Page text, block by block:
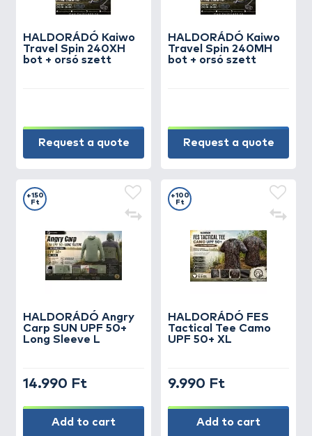
HALDORÁDÓ Kaiwo
Travel Spin 240XH
bot + orsó szett
Request a quote
HALDORÁDÓ Kaiwo
Travel Spin 240MH
bot + orsó szett
Request a quote
HALDORÁDÓ Angry
Carp SUN UPF 50+
Long Sleeve L
+150
Ft
14.990 Ft
Add to cart
HALDORÁDÓ FES
Tactical Tee Camo
UPF 50+ XL
+100
Ft
9.990 Ft
Add to cart